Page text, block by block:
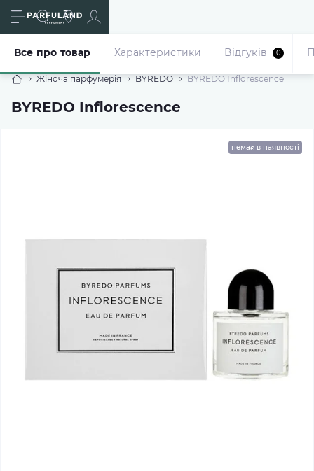
Жіноча парфумерія BYREDO BYREDO Inflorescence
BYREDO Inflorescence
Все про товар Характеристики Відгуків 0
немає в наявності